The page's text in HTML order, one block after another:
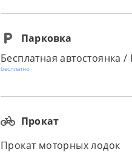
Парковка
Бесплатная автостоянка /
бесплатно
Прокат
Прокат моторных лодок